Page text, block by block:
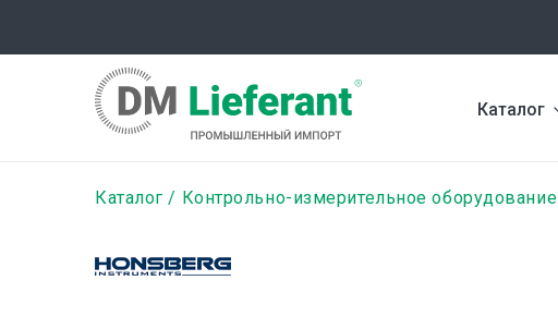
содержанию
Каталог
Строка
навигации
Каталог Контрольно-измерительное оборудование